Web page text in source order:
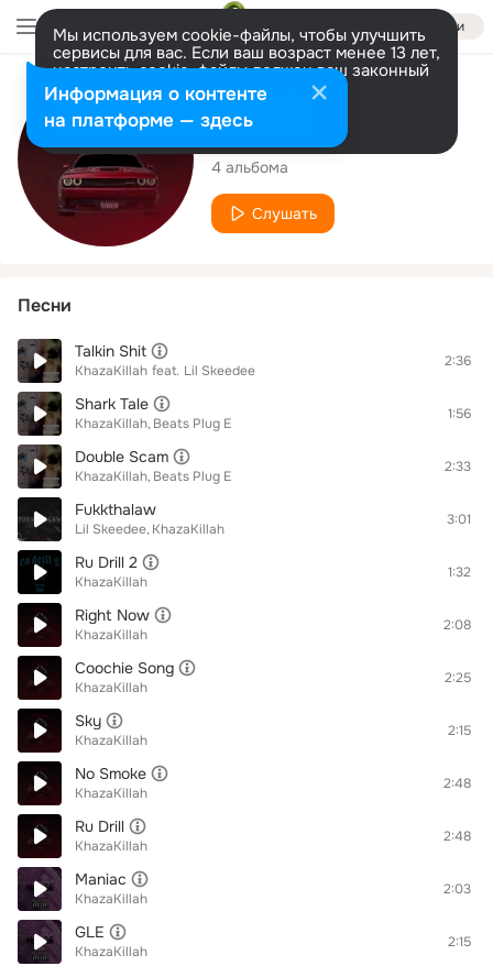
Войти
Мы используем cookie-файлы, чтобы улучшить
сервисы для вас. Если ваш возраст менее 13 лет,
настроить cookie-файлы должен ваш законный
представитель. Больше информации
Разрешить все Настроить
Исполнитель
KhazaKillah
4 альбома
Слушать
Песни
Talkin Shit
KhazaKillah feat. Lil Skeedee
2:36
Shark Tale
KhazaKillah Beats Plug E
1:56
Double Scam
KhazaKillah Beats Plug E
2:33
Fukkthalaw
Lil Skeedee KhazaKillah
3:01
Ru Drill 2
KhazaKillah
1:32
Right Now
KhazaKillah
2:08
Coochie Song
KhazaKillah
2:25
Sky
KhazaKillah
2:15
No Smoke
KhazaKillah
2:48
Ru Drill
KhazaKillah
2:48
Maniac
KhazaKillah
2:03
GLE
KhazaKillah
2:15
Информация о контенте
на платформе — здесь